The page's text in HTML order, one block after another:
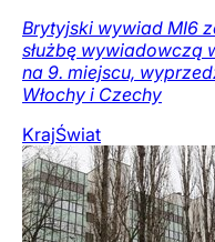
Brytyjski wywiad MI6
służbę wywiadowczą
na 9. miejscu,
Włochy i Czechy
KrajŚwiat